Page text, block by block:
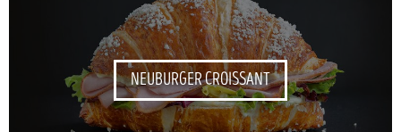
NEUBURGER CROISSANT